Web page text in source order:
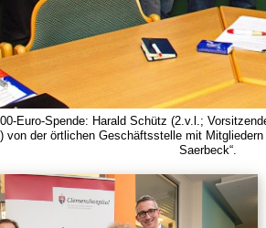
Euro-Spende: Harald Schütz (2.v.l.;
von der örtlichen Geschäftsstelle mit
Saerbeck“.